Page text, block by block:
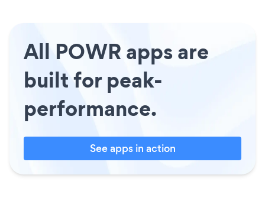
All POWR apps are
built for peak-
performance.
See apps in action